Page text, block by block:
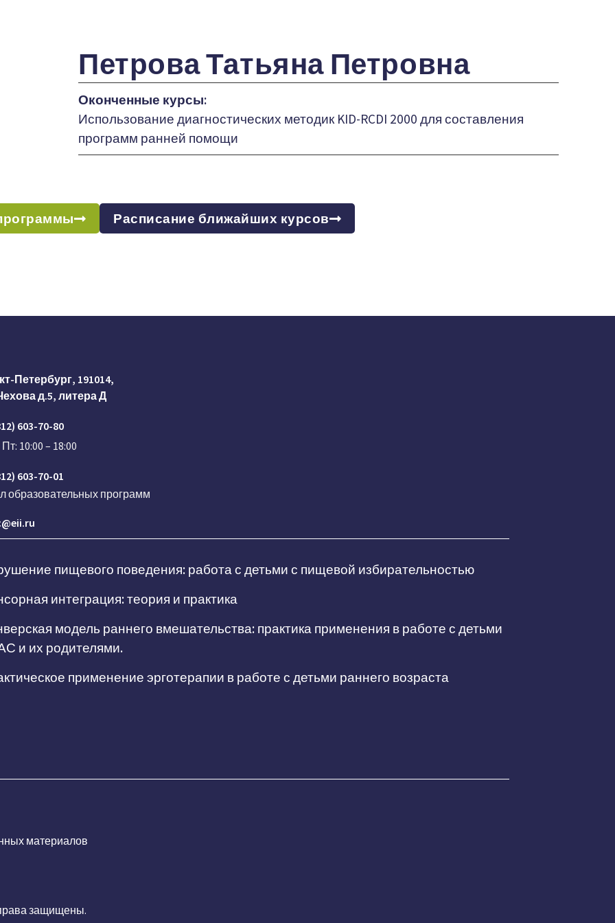
Петрова Татьяна Петровна
Оконченные курсы:
Использование диагностических методик KID-RCDI 2000 для составления
программ ранней помощи
Расписание ближайших курсов
Петербург, 191014,
д.5, литера Д
603-70-80
10:00 – 18:00
603-70-01
образовательных программ
пищевого поведения: работа с детьми с пищевой избирательностью
интеграция: теория и практика
модель раннего вмешательства: практика применения в работе с детьми
и их родителями.
применение эрготерапии в работе с детьми раннего возраста
материалов
защищены.